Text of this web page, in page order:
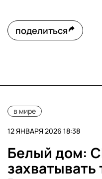
поделиться
в мире
12 ЯНВАРЯ 2026 18:38
Белый дом:
захватывать